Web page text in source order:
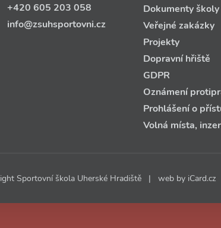
+420 605 203 058
info@zsuhsportovni.cz
Dokumenty školy
Veřejné zakázky
Projekty
Dopravní hřiště
GDPR
Oznámení
Prohlášení o
Volná místa,
Sportovní škola Uherské Hradiště | web by iCard.cz